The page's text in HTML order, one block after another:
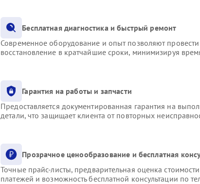
Бесплатная диагностика и быстрый ремонт
Современное оборудование и опыт позволяют провести
восстановление в кратчайшие сроки, минимизируя
Гарантия на работы и запчасти
Предоставляется документированная гарантия на
детали, что защищает клиента от повторных
Прозрачное ценообразование и бесплатная
Точные прайс-листы, предварительная оценка
платежей и возможность бесплатной консультации по